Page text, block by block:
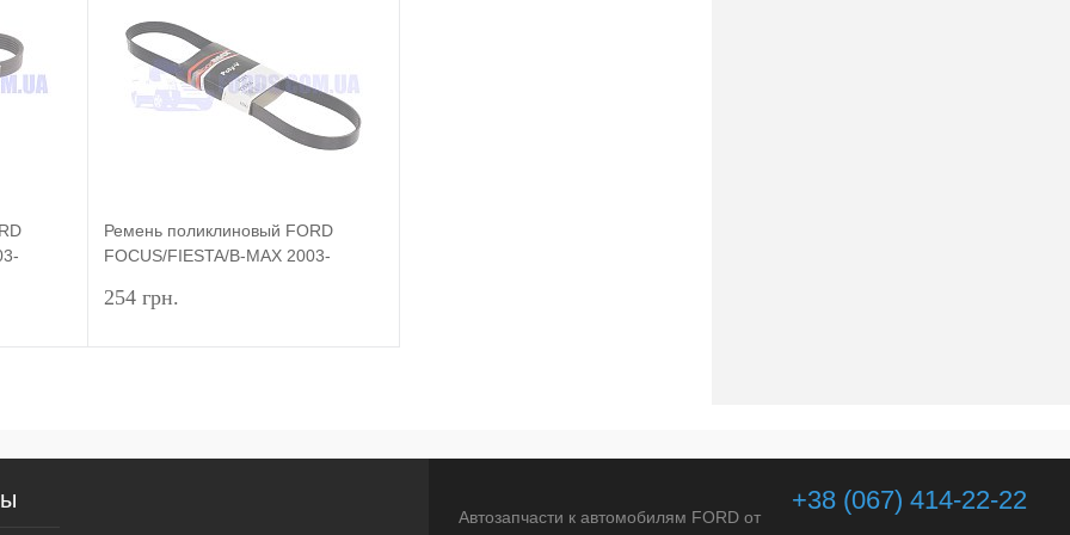
Ремень поликлиновый FORD
FOCUS/FIESTA/B-MAX 2003-
1.6TDCI/1.4TDCI/1.5SOHC) GATES
254 грн.
Купить в 1 клик Сравнение
Автозапчасти к автомобилям FORD от
+38 (067) 414-22-22